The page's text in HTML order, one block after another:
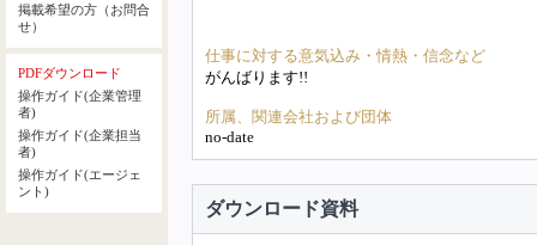
掲載希望の方（お問合
せ）
PDFダウンロード
操作ガイド(企業管理
者)
操作ガイド(企業担当
者)
操作ガイド(エージェ
ント)
仕事に対する意気込み・情熱・信念など
がんばります!!
所属、関連会社および団体
no-date
ダウンロード資料